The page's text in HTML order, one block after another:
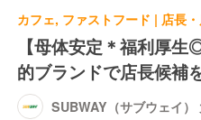
カフェ, ファストフード | 店長
【母体安定＊福利厚
的ブランドで店長候補
SUBWAY（サブウェイ）